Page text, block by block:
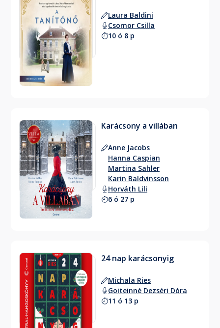
Laura Baldini
Csomor Csilla
10 ó 8 p
Karácsony a villában
Anne Jacobs
Hanna Caspian
Martina Sahler
Karin Baldvinsson
Horváth Lili
6 ó 27 p
24 nap karácsonyig
Michala Ries
Goiteinné Dezséri Dóra
11 ó 13 p